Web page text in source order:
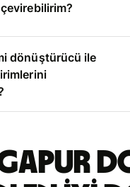
çevirebilirim?
dönüştürücü ile